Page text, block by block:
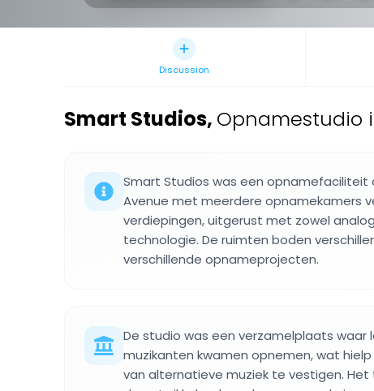
Discussion
Smart Studios, Opnamestudio
Smart Studios was een opnamefaciliteit
Avenue met meerdere opnamekamers
verdiepingen, uitgerust met zowel
technologie. De ruimten boden
verschillende opnameprojecten.
De studio was een verzamelplaats waar
muzikanten kwamen opnemen, wat
van alternatieve muziek te vestigen.